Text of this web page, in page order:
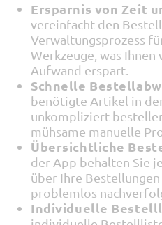
Ersparnis von Zeit
vereinfacht den
Verwaltungsprozess
Werkzeuge, was
Aufwand erspart.
Schnelle
benötigte Artikel in
unkompliziert
mühsame manuelle
Übersichtliche
der App behalten Sie
über Ihre
problemlos
Individuelle